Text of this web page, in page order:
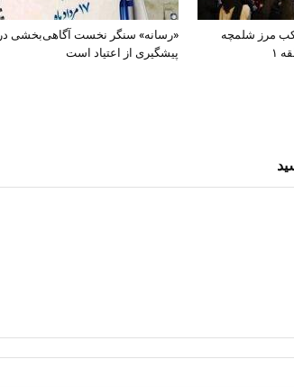
«رسانه» سنگر نخست آگاهی‌بخشی در
پیشگیری از اعتیاد است
مرز شلمچه
۱